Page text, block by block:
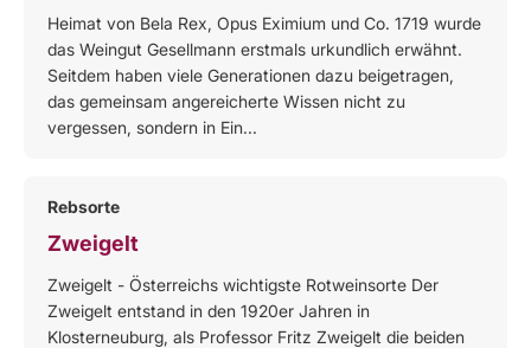
Heimat von Bela Rex, Opus Eximium und Co. 1719 wurde
das Weingut Gesellmann erstmals urkundlich erwähnt.
Seitdem haben viele Generationen dazu beigetragen,
das gemeinsam angereicherte Wissen nicht zu
vergessen, sondern in Ein...
Rebsorte
Zweigelt
Zweigelt - Österreichs wichtigste Rotweinsorte Der
Zweigelt entstand in den 1920er Jahren in
Klosterneuburg, als Professor Fritz Zweigelt die beiden